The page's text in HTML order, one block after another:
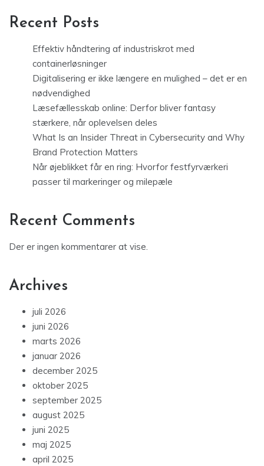
Recent Posts
Effektiv håndtering af industriskrot med
containerløsninger
Digitalisering er ikke længere en mulighed – det er en
nødvendighed
Læsefællesskab online: Derfor bliver fantasy
stærkere, når oplevelsen deles
What Is an Insider Threat in Cybersecurity and Why
Brand Protection Matters
Når øjeblikket får en ring: Hvorfor festfyrværkeri
passer til markeringer og milepæle
Recent Comments
Der er ingen kommentarer at vise.
Archives
juli 2026
juni 2026
marts 2026
januar 2026
december 2025
oktober 2025
september 2025
august 2025
juni 2025
maj 2025
april 2025